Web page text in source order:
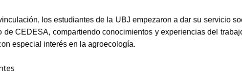
los estudiantes de la UBJ empezaron a dar su servicio
de CEDESA, compartiendo conocimientos y experiencias del
especial interés en la agroecología.